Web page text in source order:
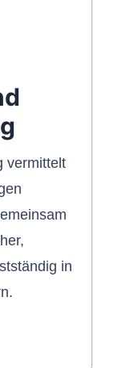
vermittelt
in